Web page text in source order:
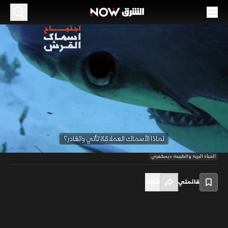
‫لماذا الأسماك العملاقة تأتي وتغادر؟‬ 00:10
اجتياح أسماك القرش
منوعات
في كل عام تجتاح قروش أبو مطرقة العملاقة المياه الضحلة قبالة جزيرة
"بيميني" بالمحيط الأطلسي. فلماذا الأسماك العملاقة تأتي وتغادر؟ لقد كان
لغزا وبقي لغزا حتى الآن. "تريس" سيغوص إلى أعماق مذهلة للكشف عن أسرار
هذا القرش الغامض ولاكتشاف الحقيقة.
الحياة البرية والطبيعة ديسكفري
قائمتي